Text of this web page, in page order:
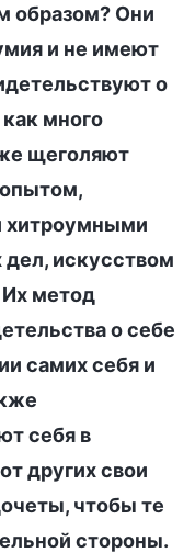
образом? Они
и не имеют
о
много
щеголяют
хитроумными
искусством
Их метод
о себе
самих себя и
себя в
других свои
чтобы те
стороны.